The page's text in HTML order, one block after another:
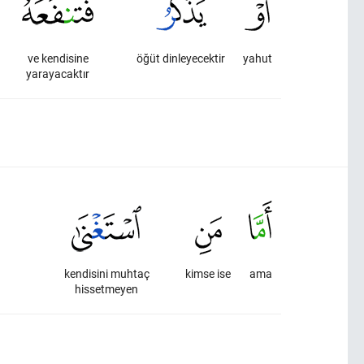
yahut
öğüt dinleyecektir
ve kendisine
yarayacaktır
ama
kimse ise
kendisini muhtaç
hissetmeyen